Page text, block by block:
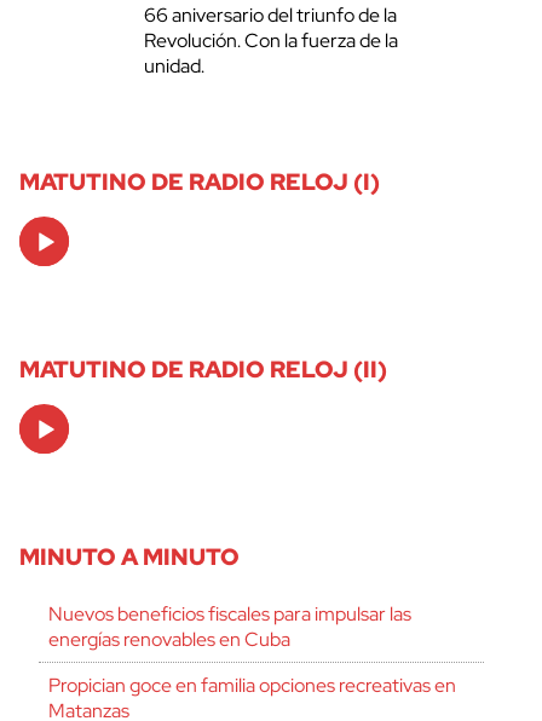
66 aniversario del triunfo de la
Revolución. Con la fuerza de la
unidad.
MATUTINO DE RADIO RELOJ (I)
Audio
Player
MATUTINO DE RADIO RELOJ (II)
Audio
Player
MINUTO A MINUTO
Nuevos beneficios fiscales para impulsar las
energías renovables en Cuba
Propician goce en familia opciones recreativas en
Matanzas